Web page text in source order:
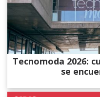
Tecnomoda 2026:
se